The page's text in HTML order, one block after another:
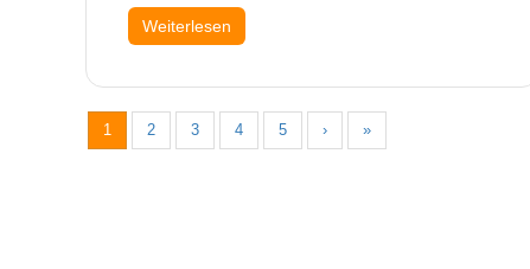
Weiterlesen
1 2 3 4 5 › »